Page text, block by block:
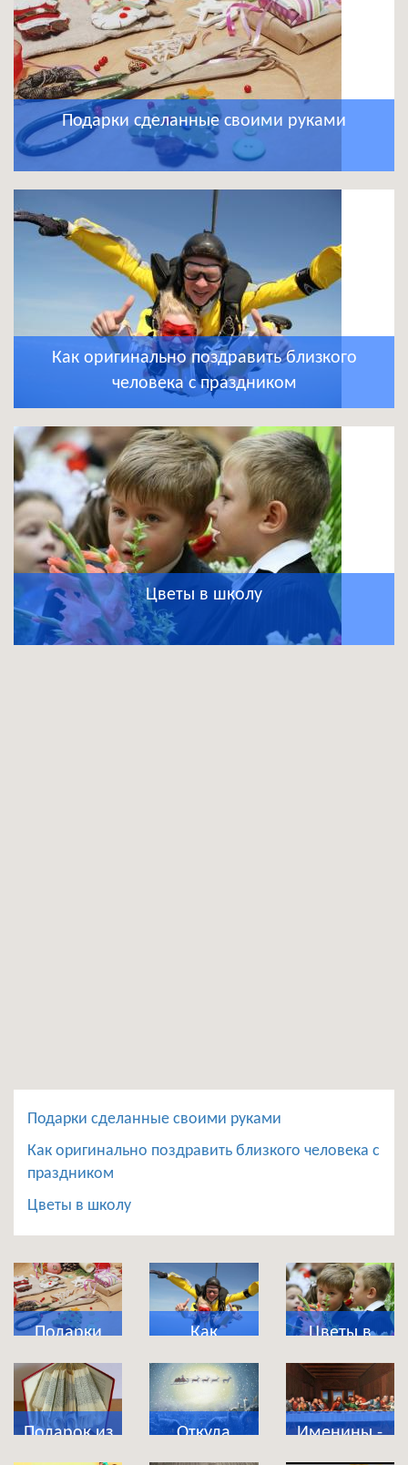
Подарки сделанные своими руками
Как оригинально поздравить близкого
человека с праздником
Цветы в школу
Подарки сделанные своими руками
Как оригинально поздравить близкого человека с
праздником
Цветы в школу
Подарки
сделанные
своими
руками
Как
оригинально
поздравить
близкого
человека с
праздником
Цветы в
школу
Подарок из
магазина
Откуда
появились
Именины -
что это за